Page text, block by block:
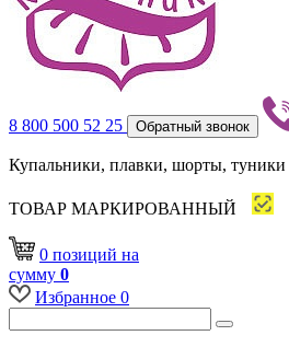
8 800 500 52 25 Обратный звонок
Купальники, плавки, шорты, туники
ТОВАР МАРКИРОВАННЫЙ
0 позиций на
сумму 0
Избранное 0